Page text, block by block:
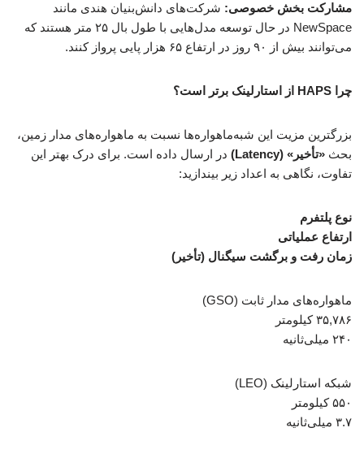
مشارکت بخش خصوصی: شرکت‌های دانش‌بنیان هندی مانند
NewSpace در حال توسعه مدل‌هایی با طول بال ۲۵ متر هستند که
می‌توانند بیش از ۹۰ روز در ارتفاع ۶۵ هزار پایی پرواز کنند.
چرا HAPS از استارلینک برتر است؟
بزرگترین مزیت این شبه‌ماهواره‌ها نسبت به ماهواره‌های مدار زمین،
بحث «تأخیر» (Latency)
در ارسال داده است. برای درک بهتر این
تفاوت، نگاهی به اعداد زیر بیندازید:
نوع پلتفرم
ارتفاع عملیاتی
زمان رفت و برگشت سیگنال (تأخیر)
ماهواره‌های مدار ثابت (GSO)
۳۵,۷۸۶ کیلومتر
۲۴۰ میلی‌ثانیه
شبکه استارلینک (LEO)
۵۵۰ کیلومتر
۳.۷ میلی‌ثانیه